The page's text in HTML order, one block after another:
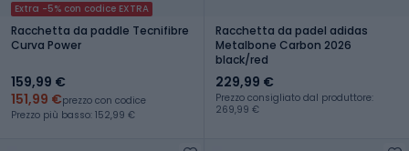
Extra -5% con codice EXTRA
Racchetta da paddle Tecnifibre
Curva Power
159,99 €
151,99 €prezzo con codice
Prezzo più basso: 152,99 €
Racchetta da padel adidas
Metalbone Carbon 2026
black/red
229,99 €
Prezzo consigliato dal produttore:
269,99 €